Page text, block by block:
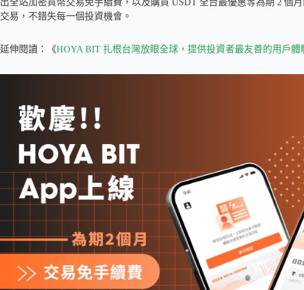
交易，不錯失每一個投資機會。
延伸閱讀：《HOYA BIT 扎根台灣放眼全球，提供投資者最友善的用戶體